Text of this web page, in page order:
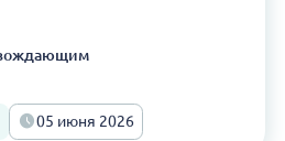
05 июня 2026